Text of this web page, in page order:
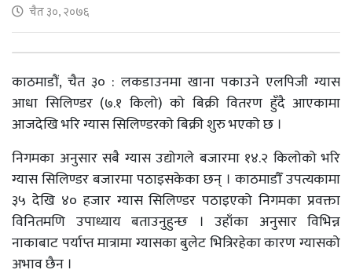
चैत ३०, २०७६
काठमाडौं, चैत ३० : लकडाउनमा खाना पकाउने एलपिजी ग्यास
आधा सिलिण्डर (७.१ किलो) को बिक्री वितरण हुँदै आएकामा
आजदेखि भरि ग्यास सिलिण्डरको बिक्री शुरु भएको छ ।
निगमका अनुसार सबै ग्यास उद्योगले बजारमा १४.२ किलोको भरि
ग्यास सिलिण्डर बजारमा पठाइसकेका छन् । काठमाडौँ उपत्यकामा
३५ देखि ४० हजार ग्यास सिलिण्डर पठाइएको निगमका प्रवक्ता
विनितमणि उपाध्याय बताउनुहुन्छ । उहाँका अनुसार विभिन्न
नाकाबाट पर्याप्त मात्रामा ग्यासका बुलेट भित्रिरहेका कारण ग्यासको
अभाव छैन ।